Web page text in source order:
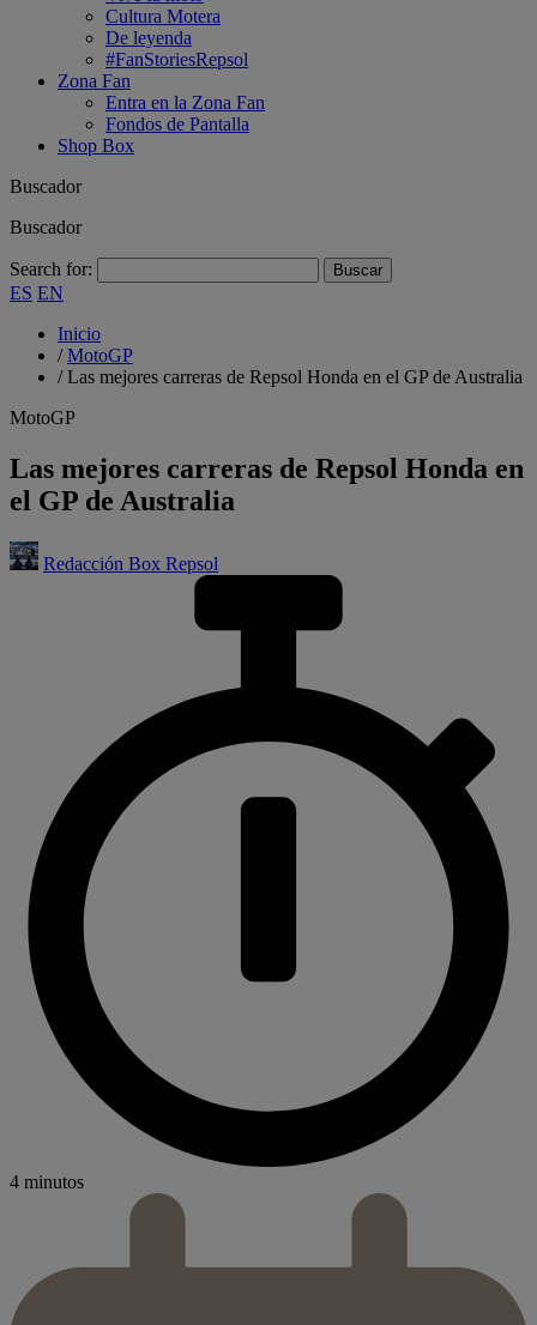
Cultura Motera
De leyenda
#FanStoriesRepsol
Zona Fan
Entra en la Zona Fan
Fondos de Pantalla
Shop Box
Buscador
Buscador
Search for:
ES EN
Inicio
/MotoGP
/Las mejores carreras de Repsol Honda en el GP de Australia
MotoGP
Las mejores carreras de Repsol Honda en
el GP de Australia
Redacción Box Repsol
4 minutos